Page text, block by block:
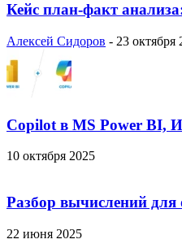
Кейс план-факт
Алексей Сидоров - 23 октября
Copilot в MS Power BI,
10 октября 2025
Разбор вычислений для
22 июня 2025